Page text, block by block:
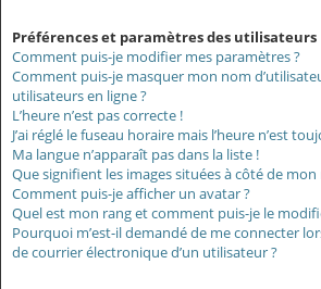
Préférences et paramètres des utilisateurs
Comment puis-je modifier mes paramètres ?
Comment puis-je masquer mon nom
utilisateurs en ligne ?
L’heure n’est pas correcte !
J’ai réglé le fuseau horaire mais l’heure n’est
Ma langue n’apparaît pas dans la liste !
Que signifient les images situées à côté de mon
Comment puis-je afficher un avatar ?
Quel est mon rang et comment puis-je le
Pourquoi m’est-il demandé de me connecter
de courrier électronique d’un utilisateur ?